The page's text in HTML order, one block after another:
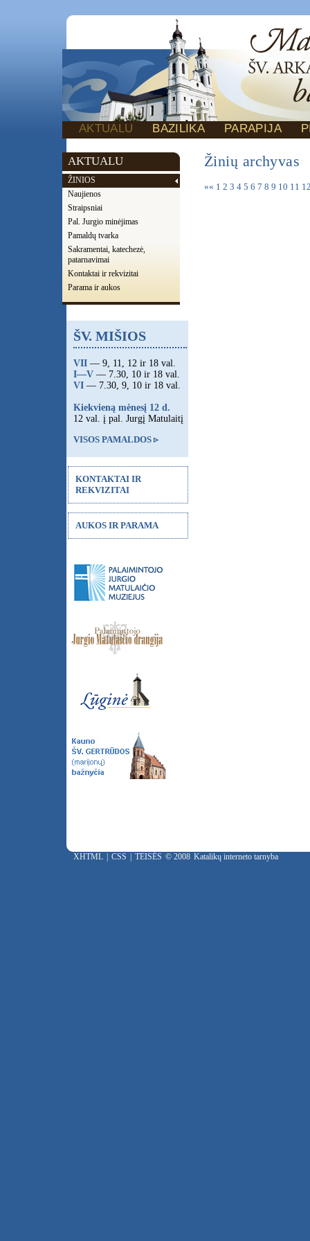
AKTUALU BAZILIKA PARAPIJA
Žinių archyvas
«« 1 2 3 4 5 6 7 8 9 10 11
AKTUALU
ŽINIOS
Naujienos
Straipsniai
Pal. Jurgio minėjimas
Pamaldų tvarka
Sakramentai, katechezė,
patarnavimai
Kontaktai ir rekvizitai
Parama ir aukos
ŠV. MIŠIOS
VII — 9, 11, 12 ir 18 val.
I—V — 7.30, 10 ir 18 val.
VI — 7.30, 9, 10 ir 18 val.
Kiekvieną mėnesį 12 d.
12 val. į pal. Jurgį Matulaitį
VISOS PAMALDOS ▹
KONTAKTAI IR
REKVIZITAI
AUKOS IR PARAMA
XHTML CSS TEISĖS © 2008 Katalikų interneto tarnyba